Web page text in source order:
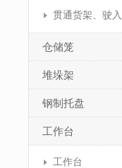
仓储笼
堆垛架
钢制托盘
工作台
工作台